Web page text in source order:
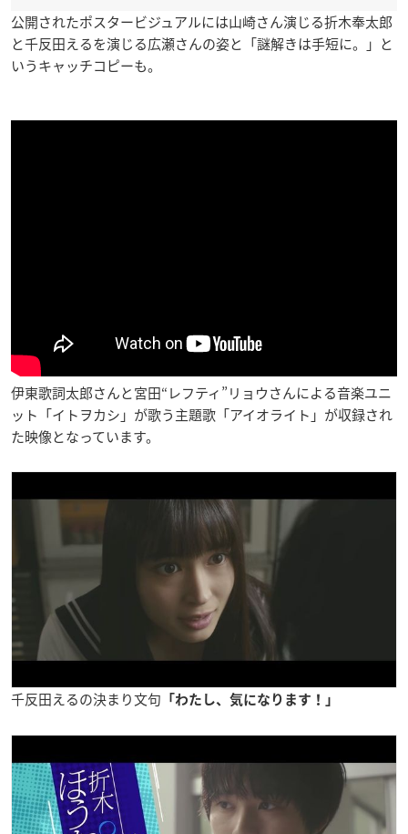
公開されたポスタービジュアルには山崎さん演じる折木奉太郎
と千反田えるを演じる広瀬さんの姿と「謎解きは手短に。」と
いうキャッチコピーも。
伊東歌詞太郎さんと宮田“レフティ”リョウさんによる音楽ユニ
ット「イトヲカシ」が歌う主題歌「アイオライト」が収録され
た映像となっています。
千反田えるの決まり文句 「わたし、気になります！」